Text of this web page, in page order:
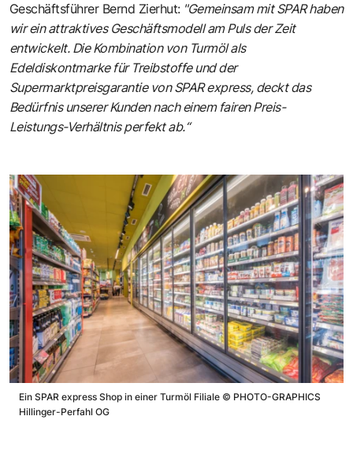
Geschäftsführer Bernd Zierhut: "Gemeinsam mit SPAR haben
wir ein attraktives Geschäftsmodell am Puls der Zeit
entwickelt. Die Kombination von Turmöl als
Edeldiskontmarke für Treibstoffe und der
Supermarktpreisgarantie von SPAR express, deckt das
Bedürfnis unserer Kunden nach einem fairen Preis-
Leistungs-Verhältnis perfekt ab.“
Ein SPAR express Shop in einer Turmöl Filiale © PHOTO-GRAPHICS
Hillinger-Perfahl OG